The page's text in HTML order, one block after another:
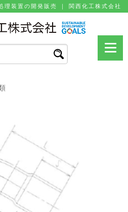
理装置の開発販売 ｜ 関⻄化⼯株式会社